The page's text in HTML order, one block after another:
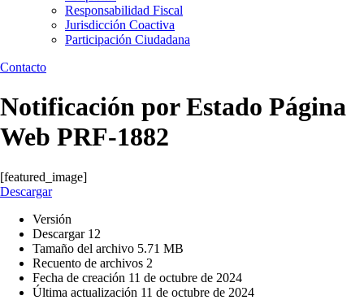
Responsabilidad Fiscal
Jurisdicción Coactiva
Participación Ciudadana
Contacto
Notificación por Estado Página
Web PRF-1882
[featured_image]
Descargar
Versión
Descargar 12
Tamaño del archivo 5.71 MB
Recuento de archivos 2
Fecha de creación 11 de octubre de 2024
Última actualización 11 de octubre de 2024